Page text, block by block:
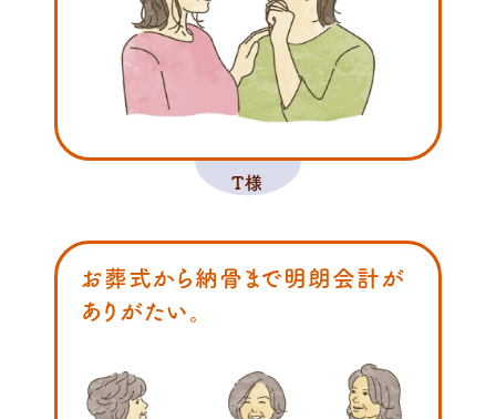
T様
お葬式から納骨まで明朗会計が
ありがたい。